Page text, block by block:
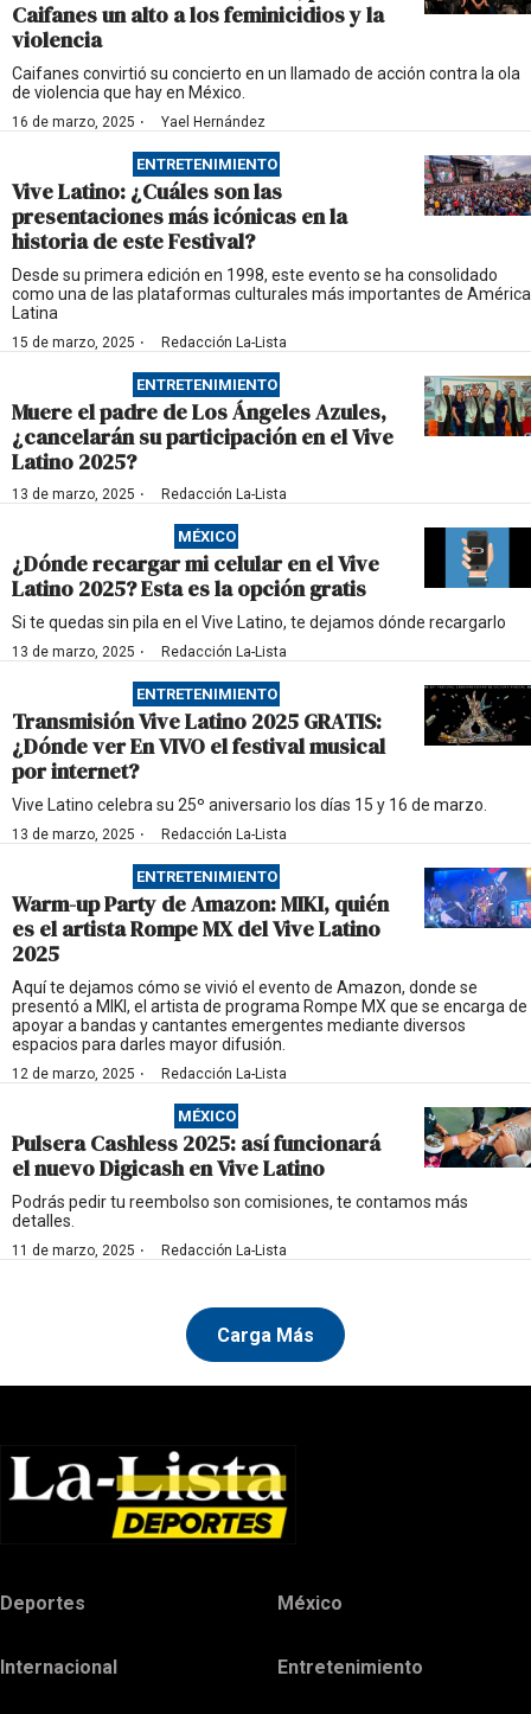
Caifanes un alto a los feminicidios y la
violencia
Caifanes convirtió su concierto en un llamado de acción contra la ola
de violencia que hay en México.
16 de marzo, 2025 · Yael Hernández
ENTRETENIMIENTO
Vive Latino: ¿Cuáles son las
presentaciones más icónicas en la
historia de este Festival?
Desde su primera edición en 1998, este evento se ha consolidado
como una de las plataformas culturales más importantes de América
Latina
15 de marzo, 2025 · Redacción La-Lista
ENTRETENIMIENTO
Muere el padre de Los Ángeles Azules,
¿cancelarán su participación en el Vive
Latino 2025?
13 de marzo, 2025 · Redacción La-Lista
MÉXICO
¿Dónde recargar mi celular en el Vive
Latino 2025? Esta es la opción gratis
Si te quedas sin pila en el Vive Latino, te dejamos dónde recargarlo
13 de marzo, 2025 · Redacción La-Lista
ENTRETENIMIENTO
Transmisión Vive Latino 2025 GRATIS:
¿Dónde ver En VIVO el festival musical
por internet?
Vive Latino celebra su 25º aniversario los días 15 y 16 de marzo.
13 de marzo, 2025 · Redacción La-Lista
ENTRETENIMIENTO
Warm-up Party de Amazon: MIKI, quién
es el artista Rompe MX del Vive Latino
2025
Aquí te dejamos cómo se vivió el evento de Amazon, donde se
presentó a MIKI, el artista de programa Rompe MX que se encarga de
apoyar a bandas y cantantes emergentes mediante diversos
espacios para darles mayor difusión.
12 de marzo, 2025 · Redacción La-Lista
MÉXICO
Pulsera Cashless 2025: así funcionará
el nuevo Digicash en Vive Latino
Podrás pedir tu reembolso son comisiones, te contamos más
detalles.
11 de marzo, 2025 · Redacción La-Lista
Carga Más
Deportes México
Internacional Entretenimiento